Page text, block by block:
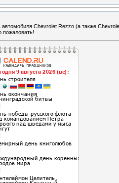
автомобиля Chevrolet Rezzo (а также
пожаловать!